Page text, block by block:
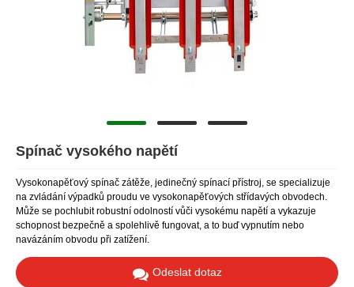
Spínač vysokého napětí
Vysokonapěťový spínač zátěže, jedinečný spínací přístroj, se specializuje
na zvládání výpadků proudu ve vysokonapěťových střídavých obvodech.
Může se pochlubit robustní odolností vůči vysokému napětí a vykazuje
schopnost bezpečně a spolehlivě fungovat, a to buď vypnutím nebo
navázáním obvodu při zatížení.
Odeslat dotaz